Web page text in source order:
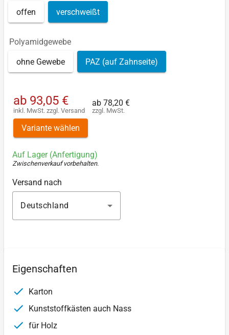
offen verschweißt
Polyamidgewebe
ohne Gewebe PAZ (auf Zahnseite)
ab 93,05 €
inkl. MwSt. zzgl. Versand
ab 78,20 €
zzgl. MwSt.
Variante wählen
Auf Lager (Anfertigung)
Zwischenverkauf vorbehalten.
Versand nach
Deutschland
Eigenschaften
Karton
Kunststoffkästen auch Nass
für Holz